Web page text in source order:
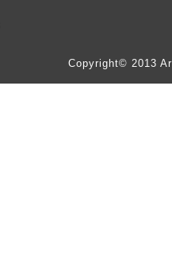
Copyright© 2013